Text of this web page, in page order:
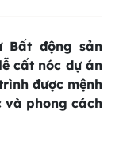
Bất động sản
cất nóc dự án
được mệnh
và phong cách